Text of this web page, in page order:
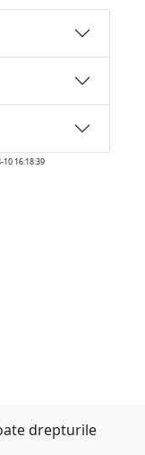
16:18:39
drepturile